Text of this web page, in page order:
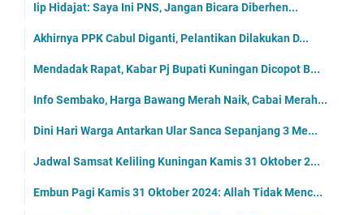
Iip Hidajat: Saya Ini PNS, Jangan Bicara Diberhen...
Akhirnya PPK Cabul Diganti, Pelantikan Dilakukan D...
Mendadak Rapat, Kabar Pj Bupati Kuningan Dicopot B...
Info Sembako, Harga Bawang Merah Naik, Cabai Merah...
Dini Hari Warga Antarkan Ular Sanca Sepanjang 3 Me...
Jadwal Samsat Keliling Kuningan Kamis 31 Oktober 2...
Embun Pagi Kamis 31 Oktober 2024: Allah Tidak Menc...